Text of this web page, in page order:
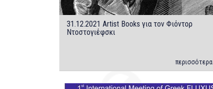
31.12.2021 Artist Books για τον Φιόντορ
Ντοστογιέφσκι
περισσότερα